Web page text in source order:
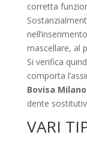
corretta
mascellare, al
Si verifica
comporta
Bovisa Milano
dente
VARI